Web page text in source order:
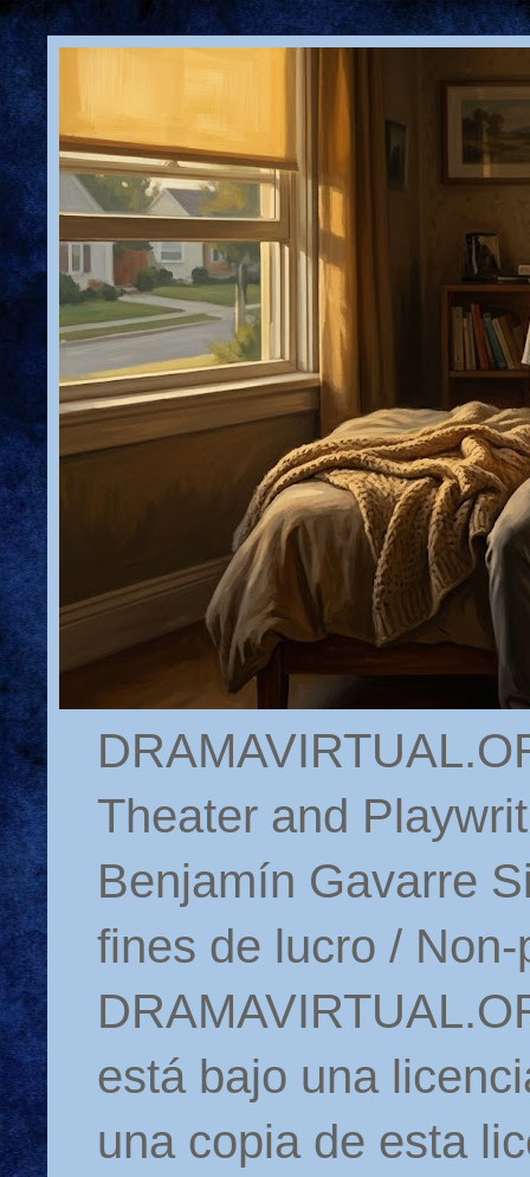
Theater and
Benjamín Gavarre
fines de lucro /
está bajo una
una copia de esta